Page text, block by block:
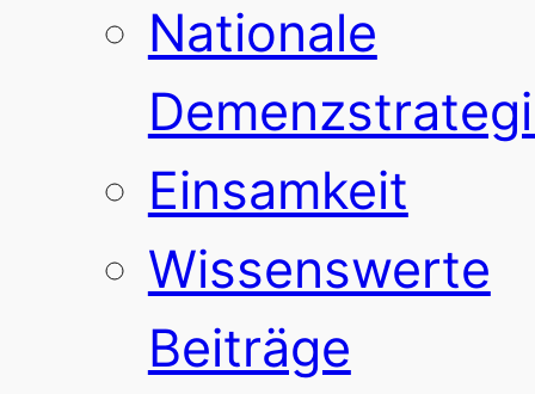
Nationale
Einsamkeit
Wissenswerte
Beiträge